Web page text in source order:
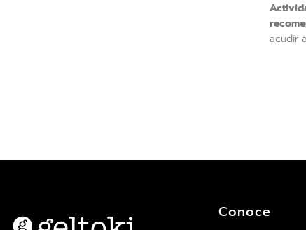
acudir
Conoce